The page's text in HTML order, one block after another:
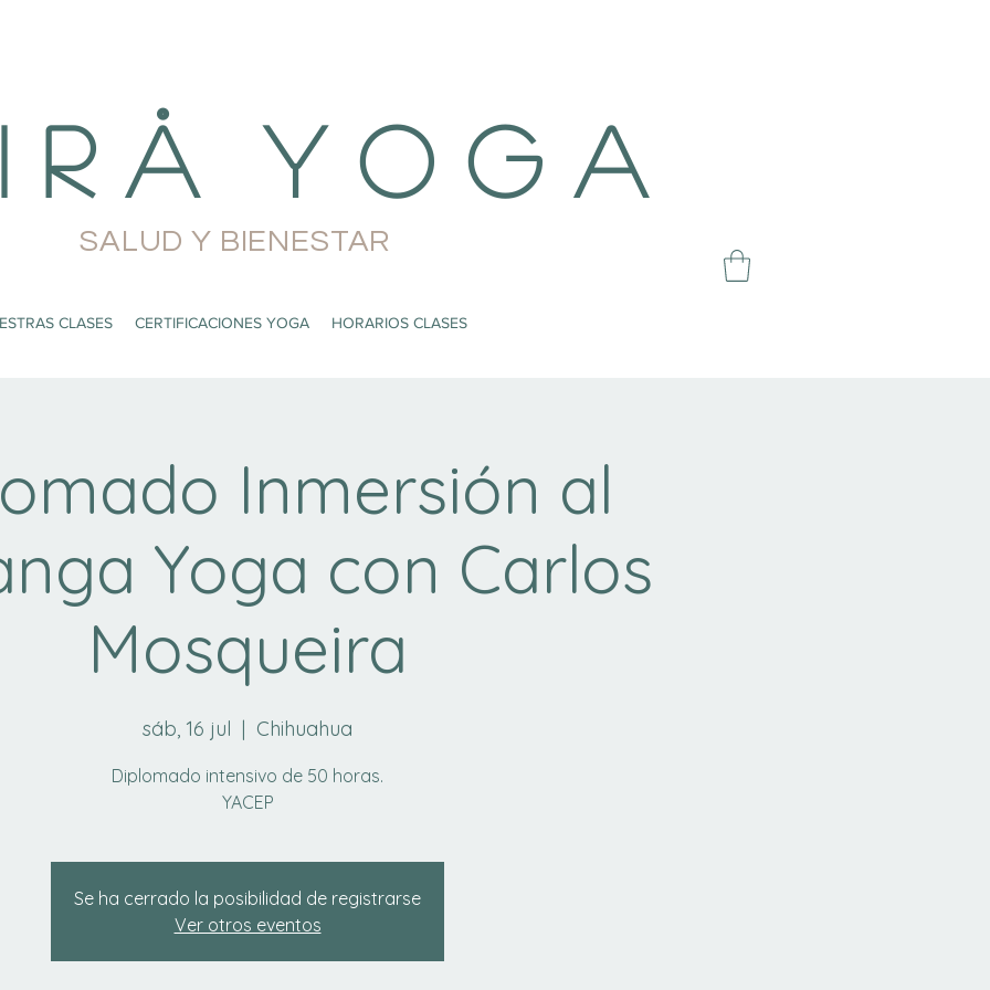
r å Y o g a
CLASES CERTIFICACIONES YOGA HORARIOS CLASES
SALUD Y BIENESTAR
Inmersión al
Yoga con Carlos
Mosqueira
sáb, 16 jul
  |
Chihuahua
Diplomado intensivo de 50 horas.
YACEP
Se ha cerrado la posibilidad de registrarse
Ver otros eventos